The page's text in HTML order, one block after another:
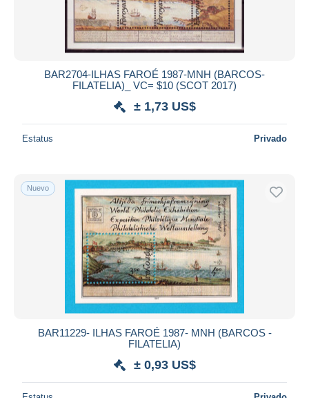
BAR2704-ILHAS FAROÉ 1987-MNH (BARCOS-
FILATELIA)_ VC= $10 (SCOT 2017)
± 1,73 US$
Estatus Privado
Nuevo
BAR11229- ILHAS FAROÉ 1987- MNH (BARCOS -
FILATELIA)
± 0,93 US$